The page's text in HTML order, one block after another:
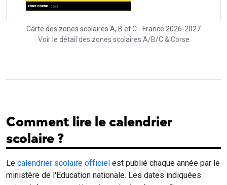
Carte des zones scolaires A, B et C - France 2026-2027
Voir le détail des zones scolaires A/B/C & Corse
Comment lire le calendrier
scolaire ?
Le calendrier scolaire officiel est publié chaque année par le
ministère de l'Education nationale. Les dates indiquées